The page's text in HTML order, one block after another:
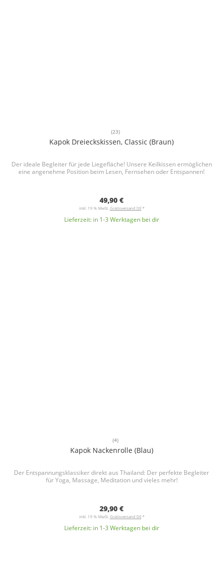
(23)
Kapok Dreieckskissen, Classic (Braun)
Der ideale Begleiter für jede Liegefläche! Unsere Keilkissen ermöglichen
eine angenehme Position beim Lesen, Fernsehen oder Entspannen!
49,90 €
inkl. 19 % MwSt. Gratisversand DE*
Lieferzeit: in 1-3 Werktagen bei dir
(4)
Kapok Nackenrolle (Blau)
Der Entspannungsklassiker direkt aus Thailand: Der perfekte Begleiter
für Yoga, Massage, Meditation und vieles mehr!
29,90 €
inkl. 19 % MwSt. Gratisversand DE*
Lieferzeit: in 1-3 Werktagen bei dir